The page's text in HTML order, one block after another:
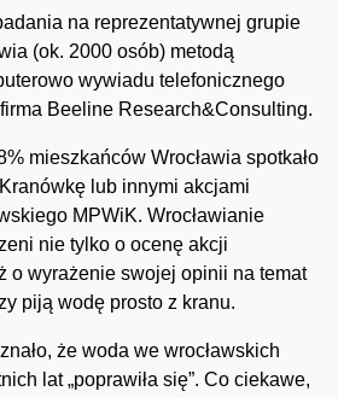
na reprezentatywnej grupie
(ok. 2000 osób) metodą
wywiadu telefonicznego
Beeline Research&Consulting.
mieszkańców Wrocławia spotkało
lub innymi akcjami
MPWiK. Wrocławianie
nie tylko o ocenę akcji
o wyrażenie swojej opinii na temat
piją wodę prosto z kranu.
że woda we wrocławskich
lat „poprawiła się”. Co ciekawe,